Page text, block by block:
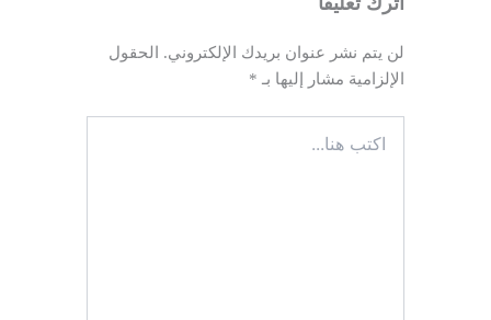
لن يتم نشر عنوان بريدك الإلكتروني.
الحقول
الإلزامية مشار إليها بـ *
هنا...